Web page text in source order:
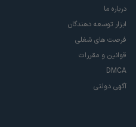
درباره ما
ابزار توسعه دهندگان
فرصت های شغلی
قوانین و مقررات
DMCA
آگهی دولتی